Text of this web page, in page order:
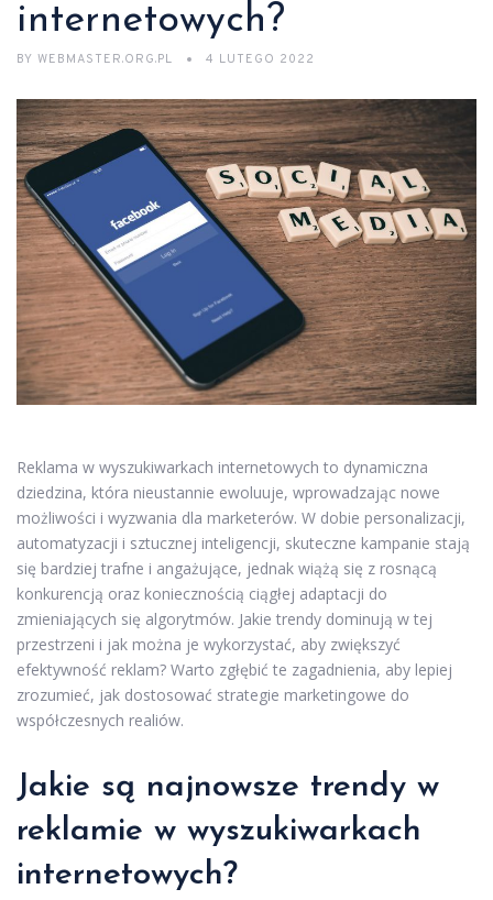
internetowych?
BY WEBMASTER.ORG.PL 4 LUTEGO 2022
Reklama w wyszukiwarkach internetowych to dynamiczna
dziedzina, która nieustannie ewoluuje, wprowadzając nowe
możliwości i wyzwania dla marketerów. W dobie personalizacji,
automatyzacji i sztucznej inteligencji, skuteczne kampanie stają
się bardziej trafne i angażujące, jednak wiążą się z rosnącą
konkurencją oraz koniecznością ciągłej adaptacji do
zmieniających się algorytmów. Jakie trendy dominują w tej
przestrzeni i jak można je wykorzystać, aby zwiększyć
efektywność reklam? Warto zgłębić te zagadnienia, aby lepiej
zrozumieć, jak dostosować strategie marketingowe do
współczesnych realiów.
Jakie są najnowsze trendy w
reklamie w wyszukiwarkach
internetowych?